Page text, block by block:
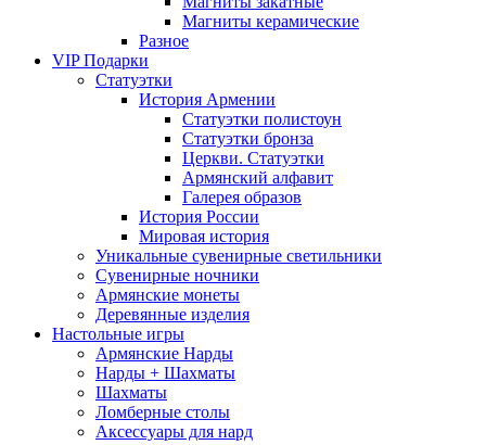
Магниты керамические
Разное
VIP Подарки
Статуэтки
История Армении
Статуэтки полистоун
Статуэтки бронза
Церкви. Статуэтки
Армянский алфавит
Галерея образов
История России
Мировая история
Уникальные сувенирные светильники
Сувенирные ночники
Армянские монеты
Деревянные изделия
Настольные игры
Армянские Нарды
Нарды + Шахматы
Шахматы
Ломберные столы
Аксессуары для нард